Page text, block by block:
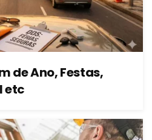
de Ano, Festas,
etc